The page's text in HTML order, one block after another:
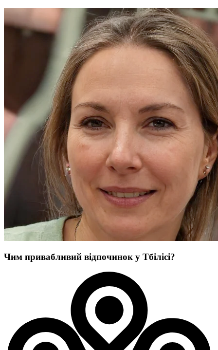
Чим привабливий відпочинок у Тбілісі?